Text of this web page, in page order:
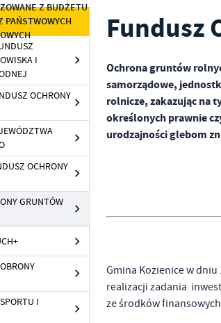
Z BUDŻETU
PAŃSTWOWYCH
I
OCHRONY
OCHRONY
GRUNTÓW
I
Fundusz
Ochrona gruntów
samorządowe,
rolnicze, zakazując na
określonych prawnie
urodzajności glebom
Gmina Kozienice w
realizacji zadania
ze środków